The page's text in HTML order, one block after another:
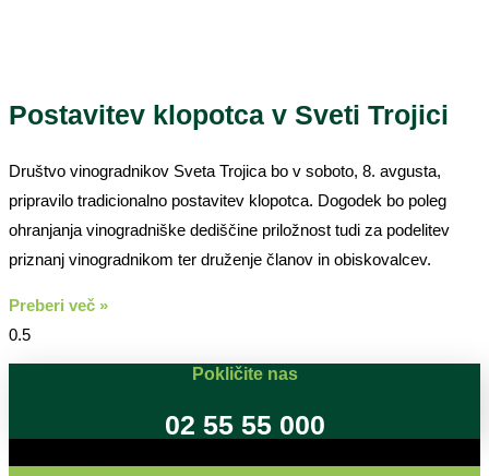
Postavitev klopotca v Sveti Trojici
Društvo vinogradnikov Sveta Trojica bo v soboto, 8. avgusta,
pripravilo tradicionalno postavitev klopotca. Dogodek bo poleg
ohranjanja vinogradniške dediščine priložnost tudi za podelitev
priznanj vinogradnikom ter druženje članov in obiskovalcev.
Preberi več »
Pokličite nas
02 55 55 000